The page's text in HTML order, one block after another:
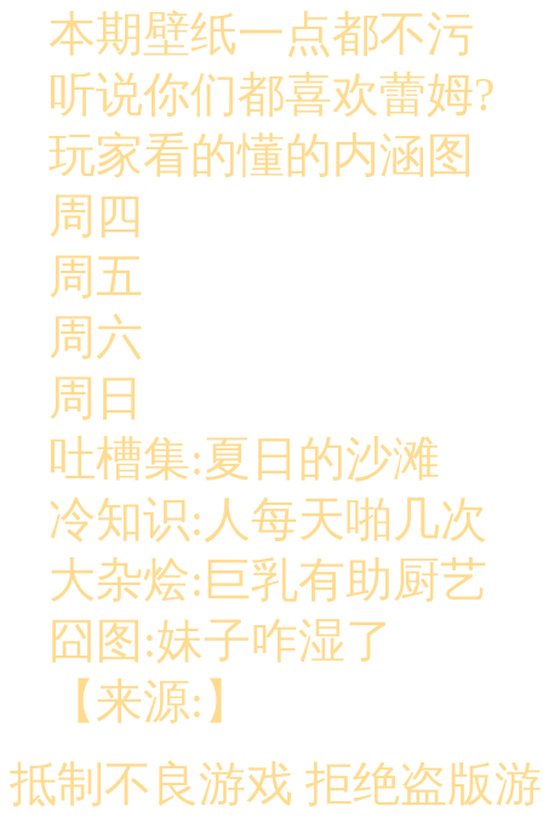
本期壁纸一点都不污
听说你们都喜欢蕾姆?
玩家看的懂的内涵图
周四
周五
周六
周日
吐槽集:夏日的沙滩
冷知识:人每天啪几次
大杂烩:巨乳有助厨艺
囧图:妹子咋湿了
【来源:】
抵制不良游戏 拒绝盗版